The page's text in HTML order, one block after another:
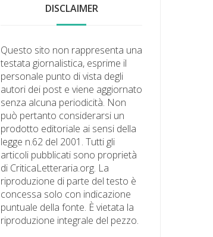
DISCLAIMER
Questo sito non rappresenta una
testata giornalistica, esprime il
personale punto di vista degli
autori dei post e viene aggiornato
senza alcuna periodicità. Non
può pertanto considerarsi un
prodotto editoriale ai sensi della
legge n.62 del 2001. Tutti gli
articoli pubblicati sono proprietà
di CriticaLetteraria.org. La
riproduzione di parte del testo è
concessa solo con indicazione
puntuale della fonte. È vietata la
riproduzione integrale del pezzo.